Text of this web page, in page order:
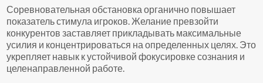
Соревновательная обстановка органично повышает
показатель стимула игроков. Желание превзойти
конкурентов заставляет прикладывать максимальные
усилия и концентрироваться на определенных целях. Это
укрепляет навык к устойчивой фокусировке сознания и
целенаправленной работе.